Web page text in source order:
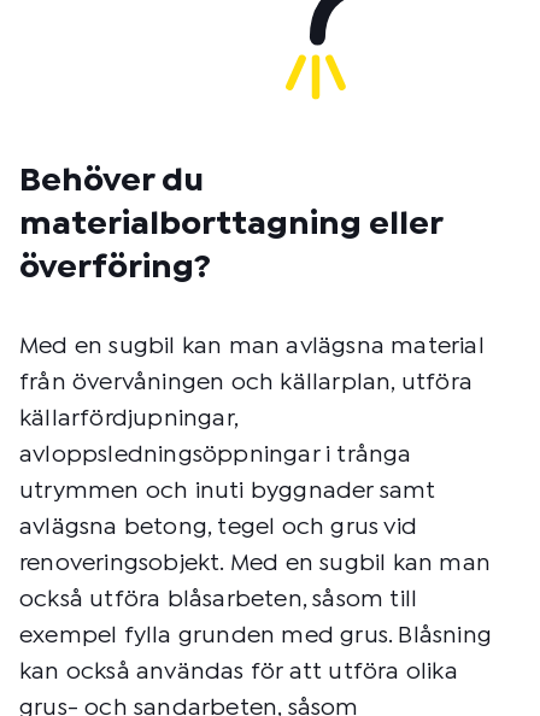
Behöver du
materialborttagning eller
överföring?
Med en sugbil kan man avlägsna material
från övervåningen och källarplan, utföra
källarfördjupningar,
avloppsledningsöppningar i trånga
utrymmen och inuti byggnader samt
avlägsna betong, tegel och grus vid
renoveringsobjekt. Med en sugbil kan man
också utföra blåsarbeten, såsom till
exempel fylla grunden med grus. Blåsning
kan också användas för att utföra olika
grus- och sandarbeten, såsom